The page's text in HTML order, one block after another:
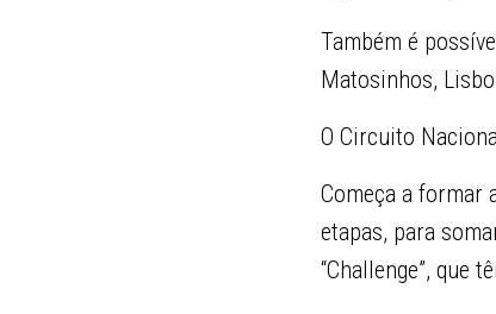
Também é
Matosinhos,
O Circuito
Começa a formar
etapas, para
“Challenge”, que